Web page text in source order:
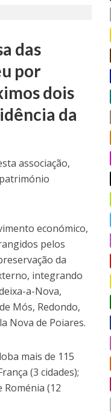
das
por
dois
da
associação,
económico,
pelos
da
integrando
a-Nova,
Mós, Redondo,
Nova de Poiares.
mais de 115
(3 cidades);
Roménia (12